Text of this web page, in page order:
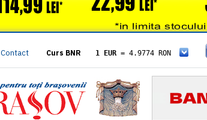
Contact Curs BNR 1 EUR = 4.9774 RON
= 5.8304 RON
1 XAU= 464.4611 RON
1 AED= 1.1933 RON
1 AUD= 2.7957 RON
1 BGN= 2.5449 RON